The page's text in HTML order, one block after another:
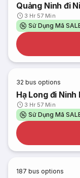
Quảng Ninh đi
3 Hr 57 Min
Sử Dụng Mã
32 bus options
Hạ Long đi Ninh
3 Hr 57 Min
Sử Dụng Mã
187 bus options